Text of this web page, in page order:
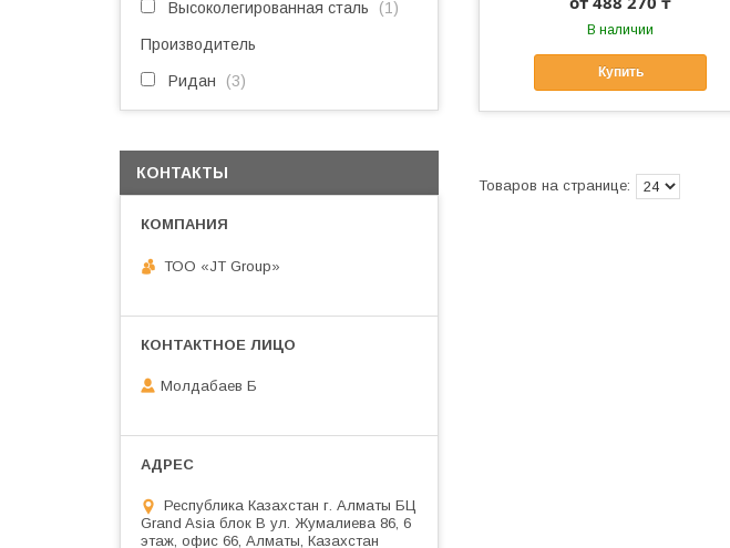
В наличии
Купить
Высоколегированная сталь 1
Производитель
Ридан 3
КОНТАКТЫ
ТОО «JT Group»
Молдабаев Б
Республика Казахстан г. Алматы БЦ
Grand Asia блок B ул. Жумалиева 86, 6
этаж, офис 66, Алматы, Казахстан